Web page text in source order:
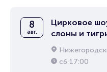
8
авг.
Цирковое
слоны и
сб 17:00